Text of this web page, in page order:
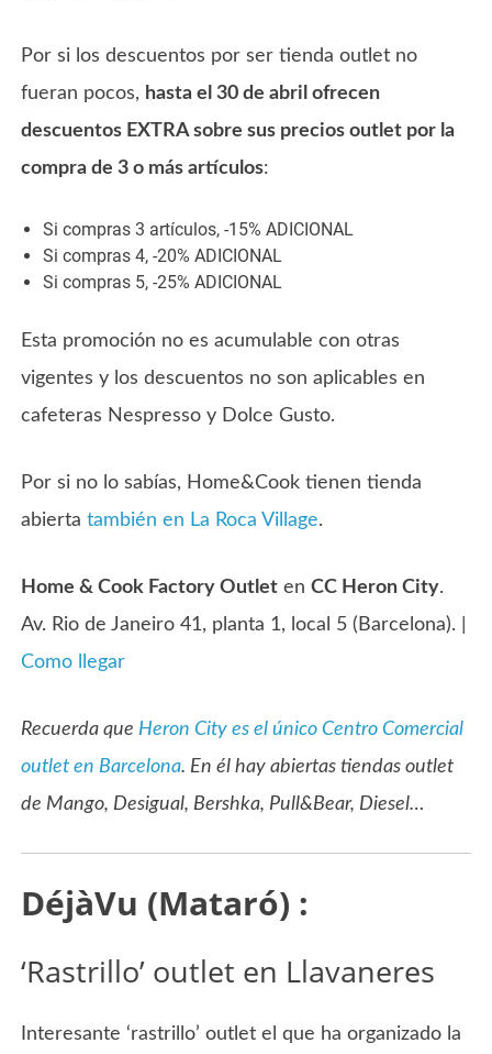
Por si los descuentos por ser tienda outlet no
fueran pocos, hasta el 30 de abril ofrecen
descuentos EXTRA sobre sus precios outlet por la
compra de 3 o más artículos:
Si compras 3 artículos, -15% ADICIONAL
Si compras 4, -20% ADICIONAL
Si compras 5, -25% ADICIONAL
Esta promoción no es acumulable con otras
vigentes y los descuentos no son aplicables en
cafeteras Nespresso y Dolce Gusto.
Por si no lo sabías, Home&Cook tienen tienda
abiertatambién en La Roca Village.
Home & Cook Factory Outlet enCC Heron City.
Av. Rio de Janeiro 41, planta 1, local 5 (Barcelona). |
Como llegar
Recuerda que Heron City es el único Centro Comercial
outlet en Barcelona. En él hay abiertas tiendas outlet
de Mango, Desigual, Bershka, Pull&Bear, Diesel…
DéjàVu (Mataró) :
‘Rastrillo’ outlet en Llavaneres
Interesante ‘rastrillo’ outlet el que ha organizado la